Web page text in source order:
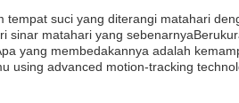
suci yang diterangi matahari
sinar matahari yang
yang membedakannya adalah
using advanced motion-tracking